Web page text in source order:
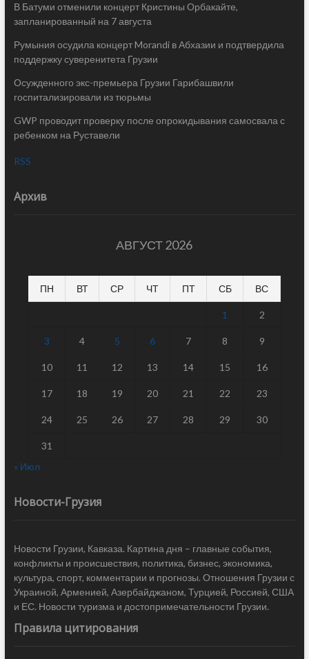
В Батуми отменили концерт Кристины Орбакайте,
запланированный на 7 августа
Румыния осудила концерт Morandi в Абхазии и подтвердила
поддержку суверенитета Грузии
Осужденного экс-премьера Грузии Гарибашвили
госпитализировали из тюрьмы
GWP проводит проверку после опрокидывания самосвала с
ребенком на Руставели
RSS
Архив
АВГУСТ 2026
ПН ВТ СР ЧТ ПТ СБ ВС
1 2
3 4 5 6 7 8 9
10 11 12 13 14 15 16
17 18 19 20 21 22 23
24 25 26 27 28 29 30
31
« Июл
Новости-Грузия
Новости Грузии, Кавказа. Картина дня – главные события,
конфликты и происшествия, политика, бизнес, экономика,
культура, спорт, комментарии и прогнозы. Отношения Грузии с
Украиной, Арменией, Азербайджаном, Турцией, Россией, США
и ЕС. Новости туризма и достопримечательности Грузии.
Правила цитирования